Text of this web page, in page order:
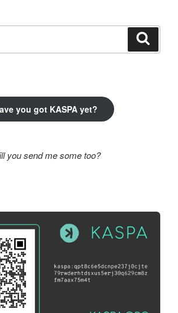
you got KASPA yet?
you send me some too?